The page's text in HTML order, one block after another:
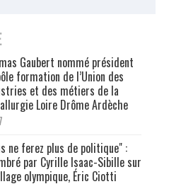
Gaubert nommé président
formation de l’Union des
et des métiers de la
Loire Drôme Ardèche
ne ferez plus de politique" :
par Cyrille Isaac-Sibille sur
olympique, Éric Ciotti